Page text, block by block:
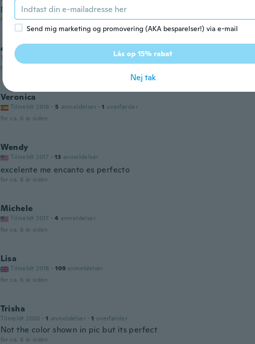
Nicely made, very cute.
for ca. 6 år siden
erika
Tilmeldt 2018
for ca. 6 år siden
Veronica
Tilmeldt 2018 · 5 anmeldelser · 1 overførsler
for ca. 6 år siden
Wendy
Tilmeldt 2017 · 13 anmeldelser
excelente me encanto es perfecto
for ca. 6 år siden
Michele
Tilmeldt 2017 · 4 anmeldelser
for ca. 6 år siden
Lisa
Tilmeldt 2018 · 109 anmeldelser
for ca. 6 år siden
Trisha
Tilmeldt 2020 · 1 anmeldelser · 1 overførsler
Not the color shown in pic but its perfect
for ca. 6 år siden
Send mig marketing og promovering (AKA besparelser!) via e-mail
Lås op 15% rabat
Nej tak